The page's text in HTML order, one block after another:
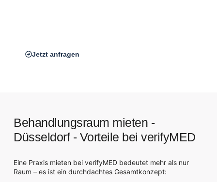
Jetzt anfragen
Behandlungsraum mieten -
Düsseldorf - Vorteile bei verifyMED
Eine Praxis mieten bei verifyMED bedeutet mehr als nur
Raum – es ist ein durchdachtes Gesamtkonzept: